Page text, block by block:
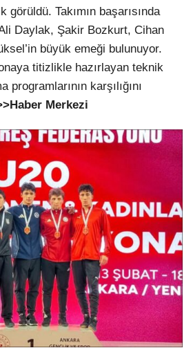
görüldü. Takımın başarısında
Daylak, Şakir Bozkurt, Cihan
büyük emeği bulunuyor.
titizlikle hazırlayan teknik
karşılığını
Merkezi